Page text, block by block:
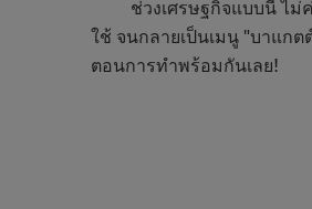
ช่วงเศรษฐกิจแบบนี้ ไม่ค่
ใช้ จนกลายเป็นเมนู "บาแก
ตอนการทำพร้อมกันเลย!